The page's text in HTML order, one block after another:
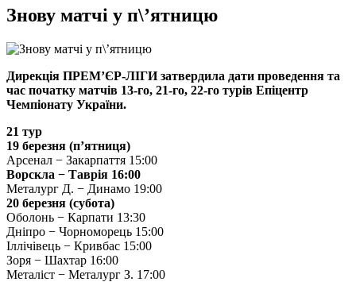
Знову матчі у п\’ятницю
Дирекція ПРЕМ’ЄР-ЛІГИ затвердила дати проведення та
час початку матчів 13-го, 21-го, 22-го турів Епіцентр
Чемпіонату України.
21 тур
19 березня (п’ятниця)
Арсенал − Закарпаття 15:00
Ворскла − Таврія 16:00
Металург Д. − Динамо 19:00
20 березня (субота)
Оболонь − Карпати 13:30
Дніпро − Чорноморець 15:00
Іллічівець − Кривбас 15:00
Зоря − Шахтар 16:00
Металіст − Металург З. 17:00